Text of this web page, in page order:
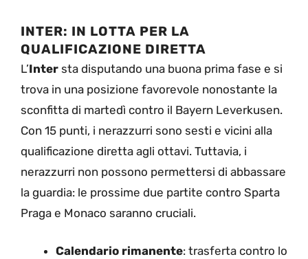
INTER: IN LOTTA PER LA
QUALIFICAZIONE DIRETTA
L’Inter sta disputando una buona prima fase e si
trova in una posizione favorevole nonostante la
sconfitta di martedì contro il Bayern Leverkusen.
Con 15 punti, i nerazzurri sono sesti e vicini alla
qualificazione diretta agli ottavi. Tuttavia, i
nerazzurri non possono permettersi di abbassare
la guardia: le prossime due partite contro Sparta
Praga e Monaco saranno cruciali.
Calendario rimanente: trasferta contro lo